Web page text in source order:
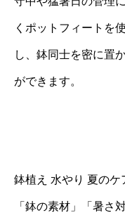
くポットフィートを
し、鉢同士を密に置
ができます。
鉢植え 水やり 夏のケ
「鉢の素材」「暑さ